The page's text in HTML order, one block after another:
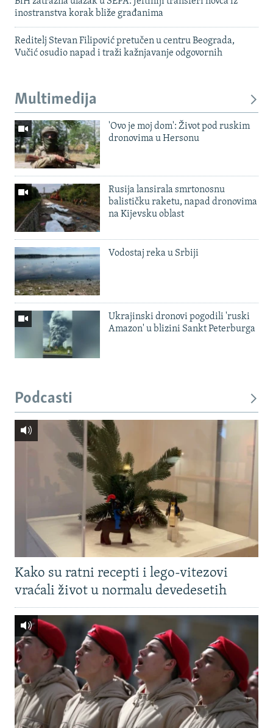
inostranstva korak bliže građanima
Reditelj Stevan Filipović pretučen u centru Beograda,
Vučić osudio napad i traži kažnjavanje odgovornih
Multimedija
'Ovo je moj dom': Život pod ruskim
dronovima u Hersonu
Rusija lansirala smrtonosnu
balističku raketu, napad dronovima
na Kijevsku oblast
Vodostaj reka u Srbiji
Ukrajinski dronovi pogodili 'ruski
Amazon' u blizini Sankt Peterburga
Podcasti
Kako su ratni recepti i lego-vitezovi
vraćali život u normalu devedesetih